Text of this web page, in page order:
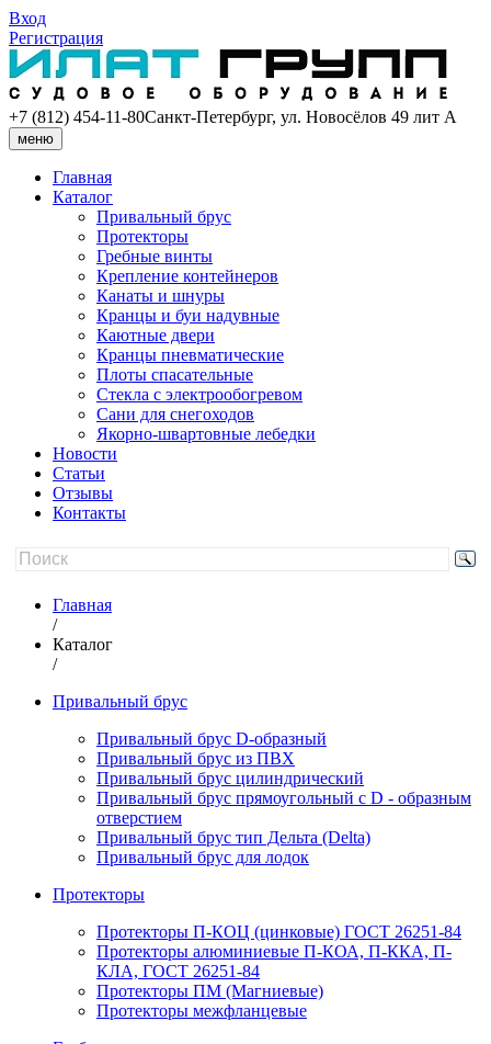
Вход
Регистрация
+7 (812) 454-11-80Санкт-Петербург, ул. Новосёлов 49 лит А
меню
Главная
Каталог
Привальный брус
Протекторы
Гребные винты
Крепление контейнеров
Канаты и шнуры
Кранцы и буи надувные
Каютные двери
Кранцы пневматические
Плоты спасательные
Стекла с электрообогревом
Сани для снегоходов
Якорно-швартовные лебедки
Новости
Статьи
Отзывы
Контакты
Главная
/
Каталог
/
Привальный брус
Привальный брус D-образный
Привальный брус из ПВХ
Привальный брус цилиндрический
Привальный брус прямоугольный с D - образным
отверстием
Привальный брус тип Дельта (Delta)
Привальный брус для лодок
Протекторы
Протекторы П-КОЦ (цинковые) ГОСТ 26251-84
Протекторы алюминиевые П-КОА, П-ККА, П-
КЛА, ГОСТ 26251-84
Протекторы ПМ (Магниевые)
Протекторы межфланцевые